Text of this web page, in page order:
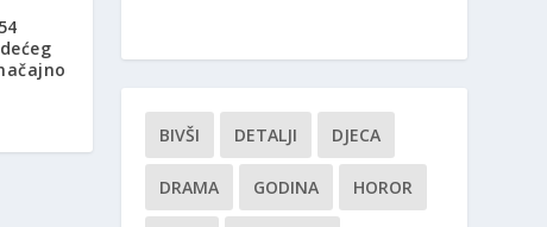
BIVŠI DETALJI DJECA
DRAMA GODINA HOROR